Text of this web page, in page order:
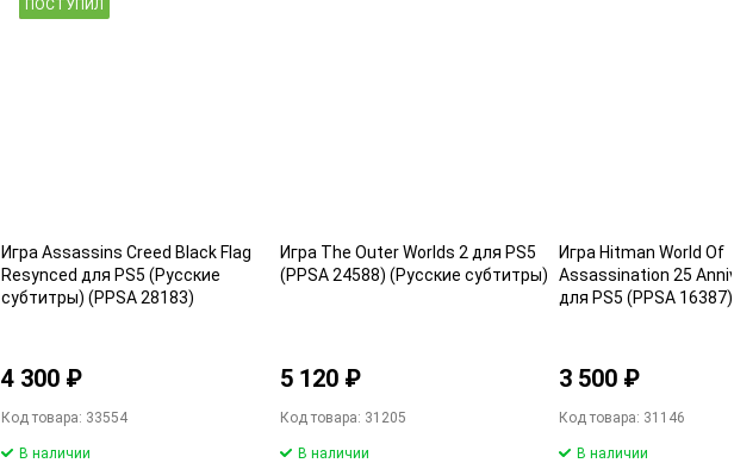
ПОСТУПИЛ
Игра Assassins Creed Black Flag
Resynced для PS5 (Русские
субтитры) (PPSA 28183)
4 300 ₽
Код товара: 33554
В наличии
Игра The Outer Worlds 2 для PS5
(PPSA 24588) (Русские субтитры)
5 120 ₽
Код товара: 31205
В наличии
Игра Hitman World Of
Assassination 25
для PS5 (PPSA
3 500 ₽
Код товара: 31146
В наличии